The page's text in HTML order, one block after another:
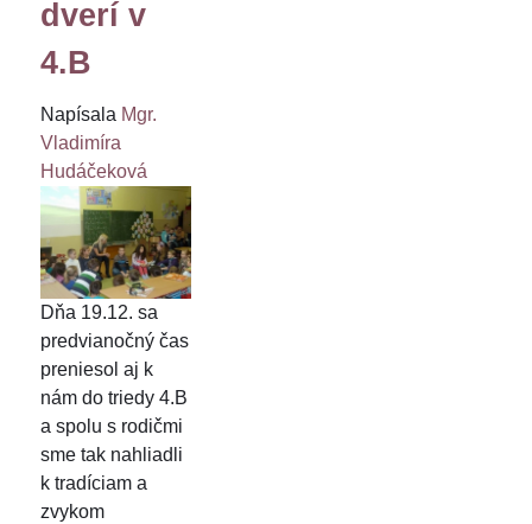
dverí v
4.B
Napísala Mgr.
Vladimíra
Hudáčeková
Dňa 19.12. sa
predvianočný čas
preniesol aj k
nám do triedy 4.B
a spolu s rodičmi
sme tak nahliadli
k tradíciam a
zvykom